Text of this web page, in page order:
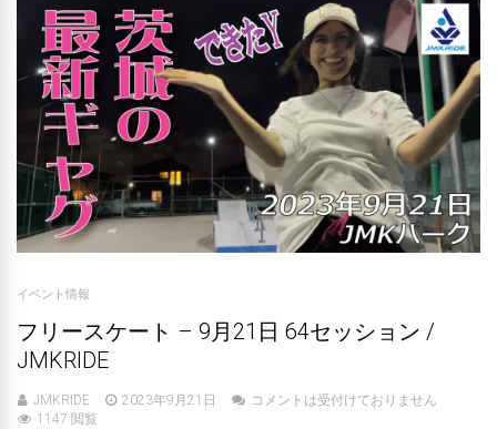
イベント情報
フリースケート – 9月21日 64セッション /
JMKRIDE
JMKRIDE 2023年9月21日
コメントは受付けておりません
1147 閲覧